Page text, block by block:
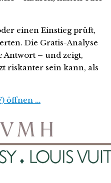
einen Einstieg prüft,
Die Gratis-Analyse
Antwort – und zeigt,
riskanter sein kann, als
öffnen …